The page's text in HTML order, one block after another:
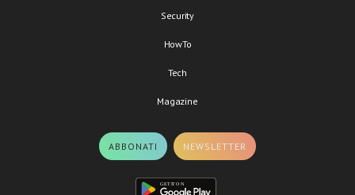
Security
HowTo
Tech
Magazine
ABBONATI NEWSLETTER